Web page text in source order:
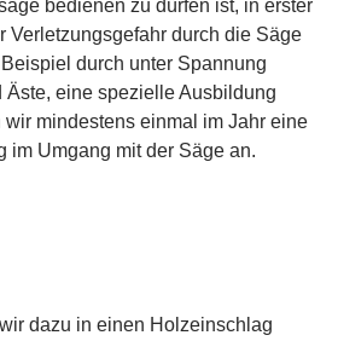
bedienen zu dürfen ist, in erster
Verletzungsgefahr durch die Säge
durch unter Spannung
Äste, eine spezielle Ausbildung
mindestens einmal im Jahr eine
im Umgang mit der Säge an.
dazu in einen Holzeinschlag